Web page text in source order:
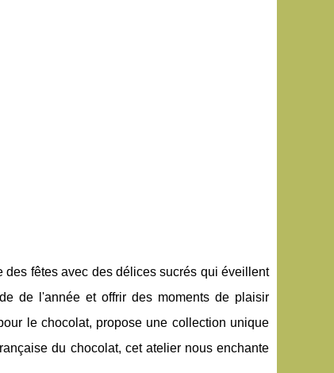
fêtes avec des délices sucrés qui éveillent
de l'année et offrir des moments de plaisir
le chocolat, propose une collection unique
du chocolat, cet atelier nous enchante